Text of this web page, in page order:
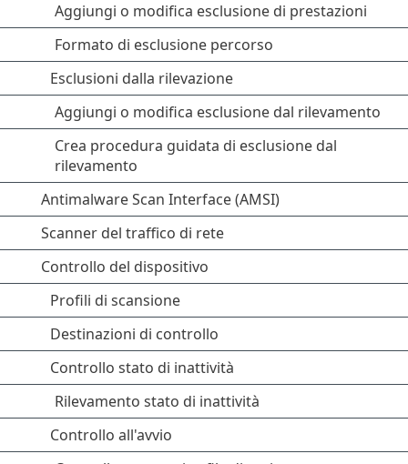
Aggiungi o modifica esclusione di prestazioni
Formato di esclusione percorso
Esclusioni dalla rilevazione
Aggiungi o modifica esclusione dal rilevamento
Crea procedura guidata di esclusione dal
rilevamento
Antimalware Scan Interface (AMSI)
Scanner del traffico di rete
Controllo del dispositivo
Profili di scansione
Destinazioni di controllo
Controllo stato di inattività
Rilevamento stato di inattività
Controllo all'avvio